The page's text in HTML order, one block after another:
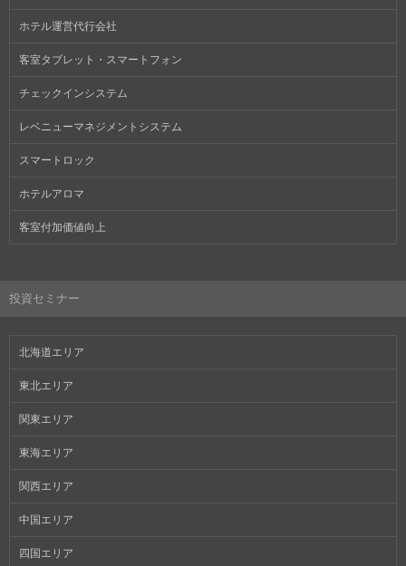
ホテル運営代行会社
客室タブレット・スマートフォン
チェックインシステム
レベニューマネジメントシステム
スマートロック
ホテルアロマ
客室付加価値向上
投資セミナー
北海道エリア
東北エリア
関東エリア
東海エリア
関西エリア
中国エリア
四国エリア